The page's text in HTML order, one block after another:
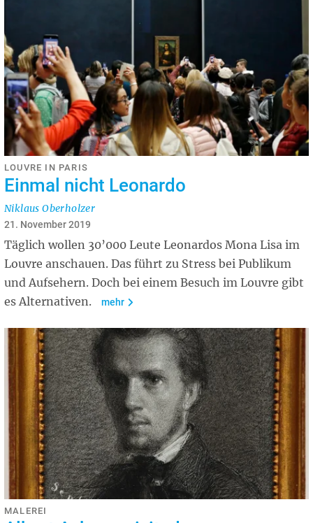
LOUVRE IN PARIS
Einmal nicht Leonardo
Niklaus Oberholzer
21. November 2019
Täglich wollen 30’000 Leute Leonardos Mona Lisa im
Louvre anschauen. Das führt zu Stress bei Publikum
und Aufsehern. Doch bei einem Besuch im Louvre gibt
es Alternativen.
mehr
MALEREI